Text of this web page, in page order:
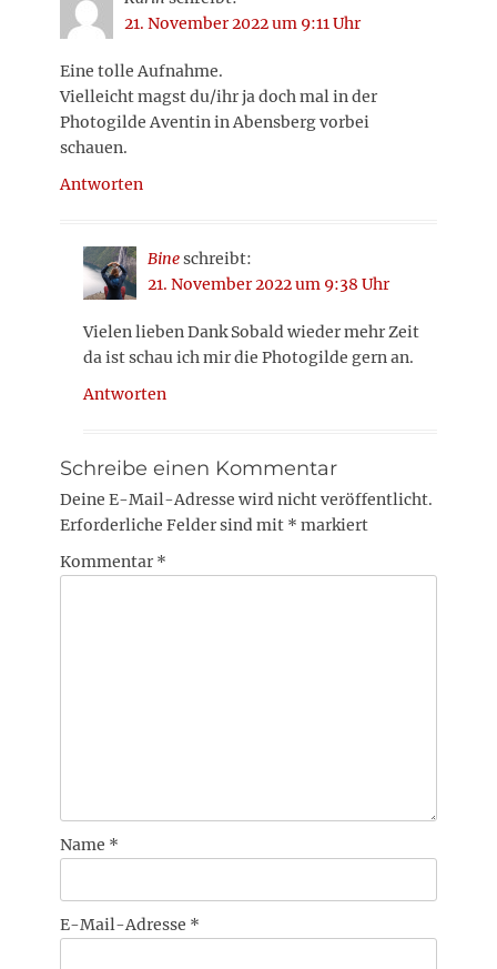
21. November 2022 um 9:11 Uhr
Eine tolle Aufnahme.
Vielleicht magst du/ihr ja doch mal in der
Photogilde Aventin in Abensberg vorbei
schauen.
Antworten
Bineschreibt:
21. November 2022 um 9:38 Uhr
Vielen lieben Dank Sobald wieder mehr Zeit
da ist schau ich mir die Photogilde gern an.
Antworten
Schreibe einen Kommentar
Deine E-Mail-Adresse wird nicht veröffentlicht.
Erforderliche Felder sind mit * markiert
Kommentar *
Name *
E-Mail-Adresse *